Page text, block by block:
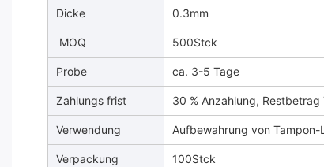
Dicke 0.3mm
MOQ 500Stck
Probe ca. 3-5 Tage
Zahlungs frist 30 % Anzahlung,
Verwendung Aufbewahrung von
Verpackung 100Stck